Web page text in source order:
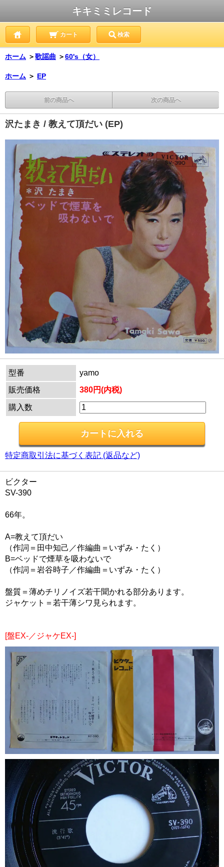
キキミミレコード
カート 検索
ホーム ＞歌謡曲 ＞60's（女）
ホーム ＞ EP
前の商品へ 次の商品へ
沢たまき / 教えて頂だい (EP)
型番
yamo
販売価格
380円(内税)
購入数
特定商取引法に基づく表記 (返品など)
ビクター
SV-390
66年。
A=教えて頂だい
（作詞＝田中知己／作編曲＝いずみ・たく）
B=ベッドで煙草を吸わないで
（作詞＝岩谷時子／作編曲＝いずみ・たく）
盤質＝薄めチリノイズ若干聞かれる部分あります。
ジャケット＝若干薄シワ見られます。
[盤EX-／ジャケEX-]